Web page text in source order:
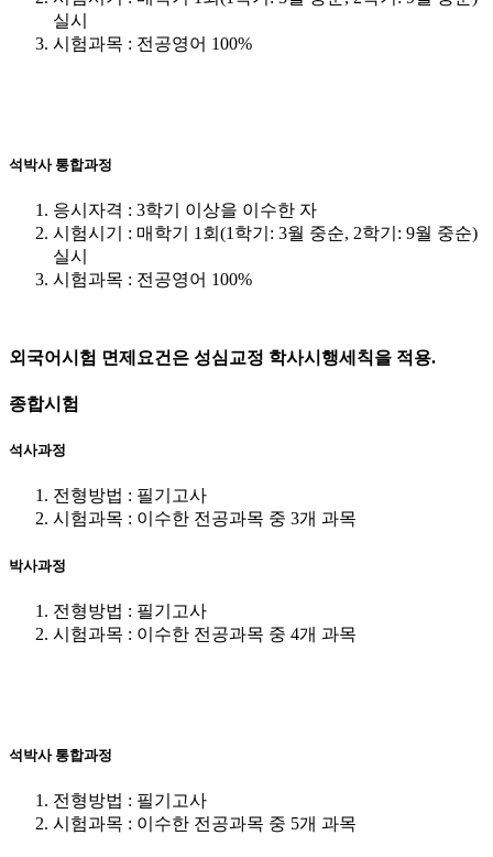
실시
시험과목 : 전공영어 100%
석박사 통합과정
응시자격 : 3학기 이상을 이수한 자
시험시기 : 매학기 1회(1학기: 3월 중순, 2학기: 9월 중순)
실시
시험과목 : 전공영어 100%
외국어시험 면제요건은 성심교정 학사시행세칙을 적용.
종합시험
석사과정
전형방법 : 필기고사
시험과목 : 이수한 전공과목 중 3개 과목
박사과정
전형방법 : 필기고사
시험과목 : 이수한 전공과목 중 4개 과목
석박사 통합과정
전형방법 : 필기고사
시험과목 : 이수한 전공과목 중 5개 과목